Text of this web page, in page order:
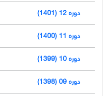
دوره 12 (1401)
دوره 11 (1400)
دوره 10 (1399)
دوره 09 (1398)